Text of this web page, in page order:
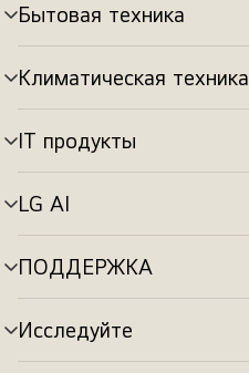
Бытовая техника
Переключатель
меню
Климатическая техника
Переключатель
меню
IT продукты
Переключатель
меню
LG AI
Переключатель
меню
ПОДДЕРЖКА
Переключатель
меню
Исследуйте
Переключатель
меню